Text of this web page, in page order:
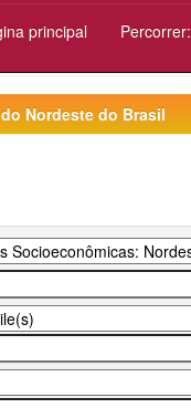
principal Percorrer:
Nordeste do Brasil